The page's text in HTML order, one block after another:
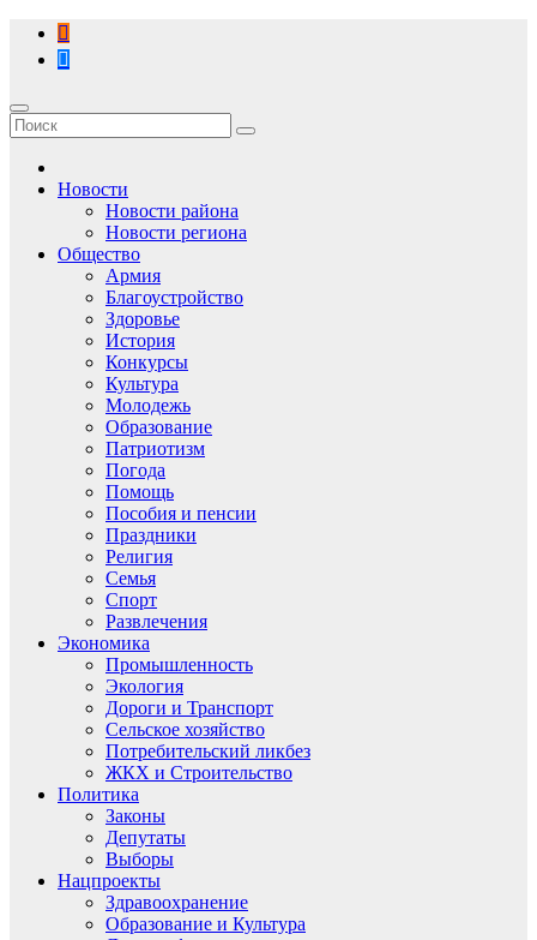
Перейти
содержимому
Новости
Новости района
Новости региона
Общество
Армия
Благоустройство
Здоровье
История
Конкурсы
Культура
Молодежь
Образование
Патриотизм
Погода
Помощь
Пособия и пенсии
Праздники
Религия
Семья
Спорт
Развлечения
Экономика
Промышленность
Экология
Дороги и Транспорт
Сельское хозяйство
Потребительский ликбез
ЖКХ и Строительство
Политика
Законы
Депутаты
Выборы
Нацпроекты
Здравоохранение
Образование и Культура